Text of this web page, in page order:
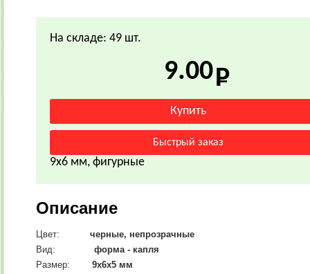
На складе: 49 шт.
9.00
9х6 мм, фигурные
Описание
Цвет: черные, непрозрачные
Вид: форма - капля
Размер: 9х6х5 мм